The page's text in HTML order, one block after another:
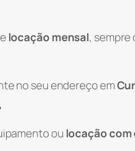
locação mensal,
no seu endereço em
ou locação